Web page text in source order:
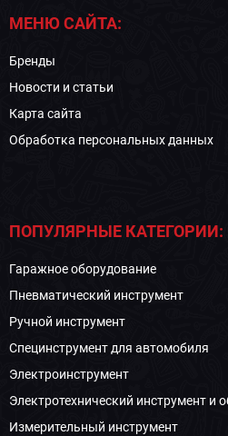
МЕНЮ САЙТА:
Бренды
Новости и статьи
Карта сайта
Обработка персональных данных
ПОПУЛЯРНЫЕ КАТЕГОРИИ:
Гаражное оборудование
Пневматический инструмент
Ручной инструмент
Специнструмент для автомобиля
Электроинструмент
Электротехнический инструмент и
Измерительный инструмент